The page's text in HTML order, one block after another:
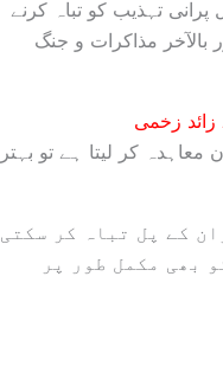
تہذیب کو تباہ کرنے
بالآخر مذاکرات و جنگ
کر لیتا ہے تو بہتر
کے پل تباہ کر سکتی
بھی مکمل طور پر